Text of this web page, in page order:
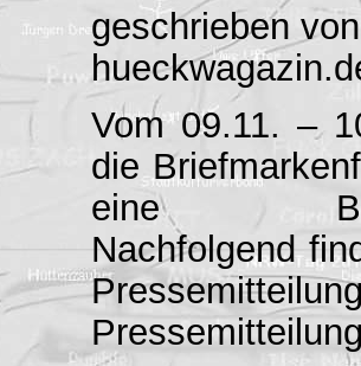
geschrieben
Vom 09.11. –
die
eine
Nachfolgend